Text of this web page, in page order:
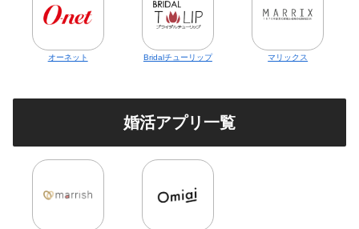
オーネット Bridalチューリップ マリックス
婚活アプリ一覧